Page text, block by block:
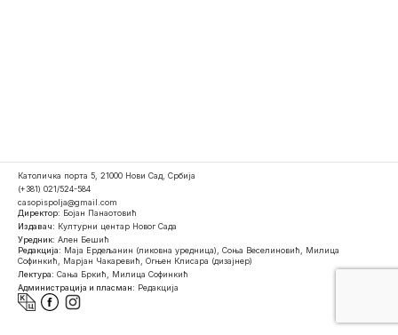
Католичка порта 5, 21000 Нови Сад, Србија
(+381) 021/524-584
casopispolja@gmail.com
Директор: Бојан Панаотовић
Издавач: Културни центар Новог Сада
Уредник: Ален Бешић
Редакција: Маја Ердељанин (ликовна уредница), Соња Веселиновић, Милица
Софинкић, Марјан Чакаревић, Огњен Клисара (дизајнер)
Лектура: Сања Бркић, Милица Софинкић
Администрација и пласман: Редакција